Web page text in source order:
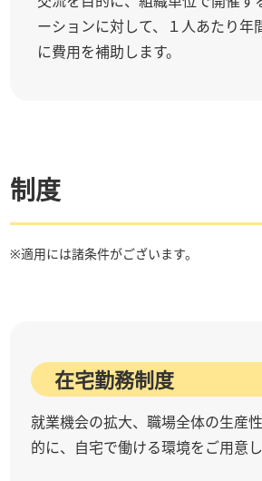
ーションに対して、１人あたり年
に費用を補助します。
制度
※適用には諸条件がございます。
在宅勤務制度
就業機会の拡大、職場全体の生産
的に、自宅で働ける環境をご用意し